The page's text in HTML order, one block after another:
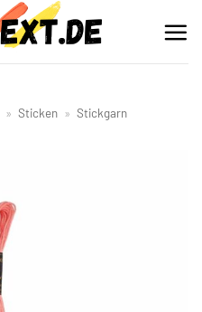
» Sticken » Stickgarn